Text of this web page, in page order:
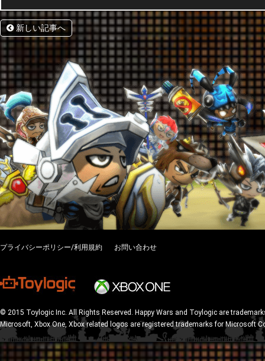
新しい記事へ
プライバシーポリシー/利用規約 お問い合わせ
© 2015 Toylogic Inc. All Rights Reserved. Happy Wars and Toylogic are
Microsoft, Xbox One, Xbox related logos are registered trademarks for Microsoft